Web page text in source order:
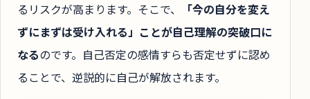
るリスクが高まります。そこで、
「今の自分を変え
ずにまずは受け入れる」ことが自己理解の突破口に
なるのです。自己否定の感情すらも否定せずに認め
ることで、逆説的に自己が解放されます。